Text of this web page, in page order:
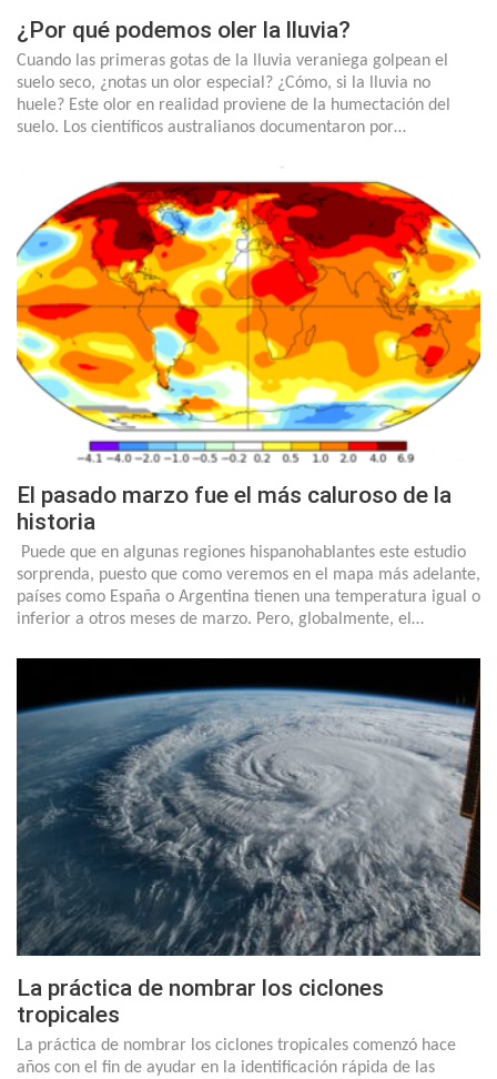
¿Por qué podemos oler la lluvia?
Cuando las primeras gotas de la lluvia veraniega golpean el
suelo seco, ¿notas un olor especial? ¿Cómo, si la lluvia no
huele? Este olor en realidad proviene de la humectación del
suelo. Los científicos australianos documentaron por…
El pasado marzo fue el más caluroso de la
historia
Puede que en algunas regiones hispanohablantes este estudio
sorprenda, puesto que como veremos en el mapa más adelante,
países como España o Argentina tienen una temperatura igual o
inferior a otros meses de marzo. Pero, globalmente, el…
La práctica de nombrar los ciclones
tropicales
La práctica de nombrar los ciclones tropicales comenzó hace
años con el fin de ayudar en la identificación rápida de las